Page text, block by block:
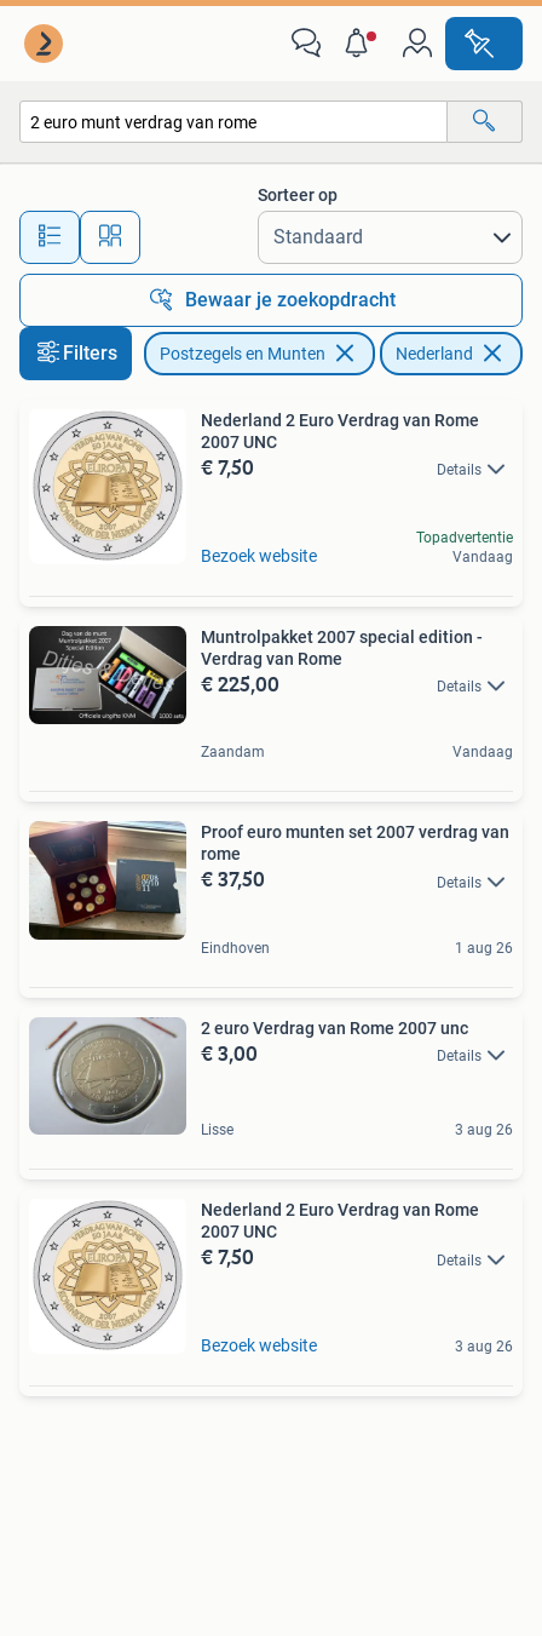
Alle afstanden…
Sorteer op
Bewaar je zoekopdracht
Filters Postzegels en Munten Nederland
Nederland 2 Euro Verdrag van Rome
2007 UNC
€ 7,50 Details
Bezoek website
Topadvertentie
Vandaag
Muntrolpakket 2007 special edition -
Verdrag van Rome
€ 225,00 Details
Zaandam Vandaag
Proof euro munten set 2007 verdrag van
rome
€ 37,50 Details
Eindhoven 1 aug 26
2 euro Verdrag van Rome 2007 unc
€ 3,00 Details
Lisse 3 aug 26
Nederland 2 Euro Verdrag van Rome
2007 UNC
€ 7,50 Details
Bezoek website 3 aug 26